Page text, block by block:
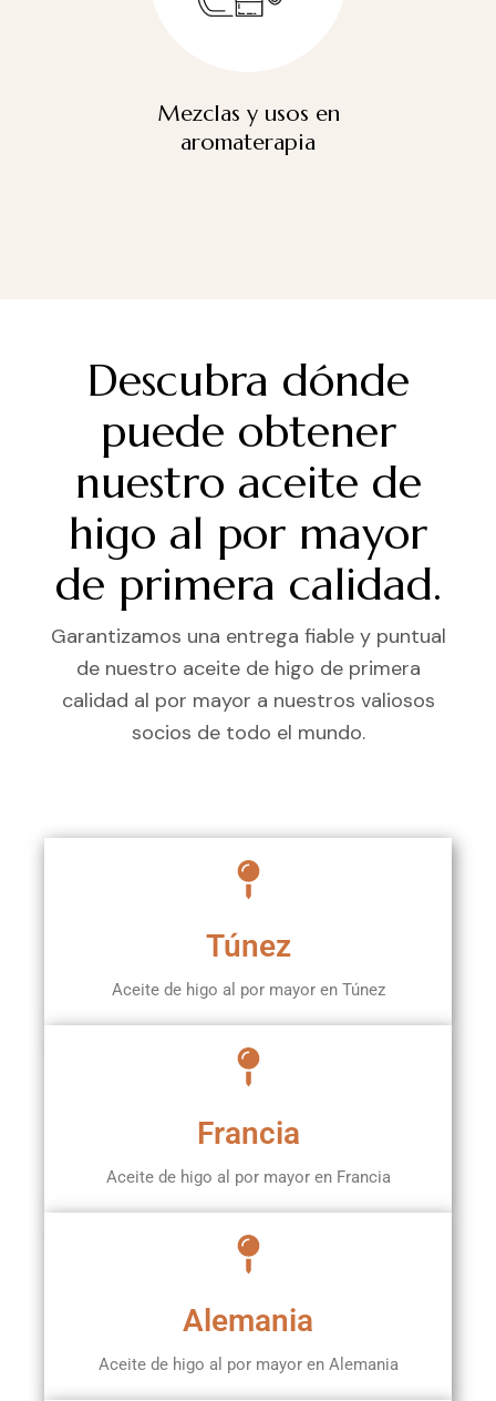
Mezclas y usos en
aromaterapia
Descubra dónde
puede obtener
nuestro aceite de
higo al por mayor
de primera calidad.
Garantizamos una entrega fiable y puntual
de nuestro aceite de higo de primera
calidad al por mayor a nuestros valiosos
socios de todo el mundo.
Túnez
Aceite de higo al por mayor en Túnez
Francia
Aceite de higo al por mayor en Francia
Alemania
Aceite de higo al por mayor en Alemania